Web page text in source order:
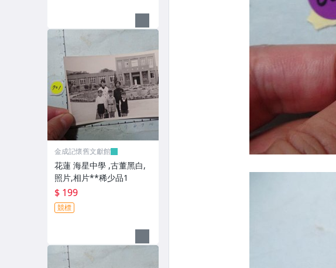
金成記懷舊文獻館
花蓮 海星中學 ,古董黑白,
照片,相片**稀少品1
$ 199
競標